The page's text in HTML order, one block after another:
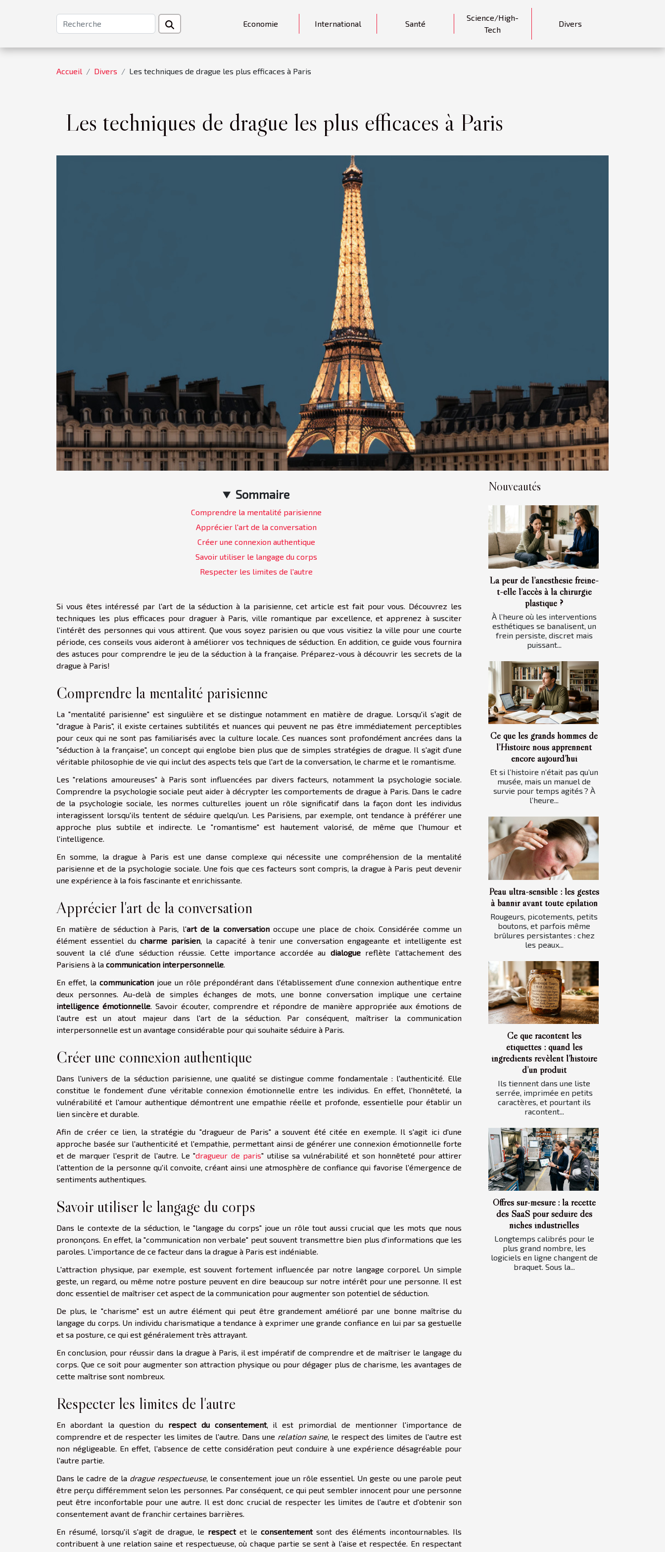
Economie International Santé
Science/High-
Tech
Divers
Accueil Divers Les techniques de drague les plus efficaces à Paris
Les techniques de drague les plus efficaces à Paris
Sommaire
Comprendre la mentalité parisienne
Apprécier l'art de la conversation
Créer une connexion authentique
Savoir utiliser le langage du corps
Respecter les limites de l'autre
Si vous êtes intéressé par l'art de la séduction à la parisienne, cet article est fait pour vous. Découvrez les
techniques les plus efficaces pour draguer à Paris, ville romantique par excellence, et apprenez à susciter
l'intérêt des personnes qui vous attirent. Que vous soyez parisien ou que vous visitiez la ville pour une courte
période, ces conseils vous aideront à améliorer vos techniques de séduction. En addition, ce guide vous fournira
des astuces pour comprendre le jeu de la séduction à la française. Préparez-vous à découvrir les secrets de la
drague à Paris!
Comprendre la mentalité parisienne
La "mentalité parisienne" est singulière et se distingue notamment en matière de drague. Lorsqu'il s'agit de
"drague à Paris", il existe certaines subtilités et nuances qui peuvent ne pas être immédiatement perceptibles
pour ceux qui ne sont pas familiarisés avec la culture locale. Ces nuances sont profondément ancrées dans la
"séduction à la française", un concept qui englobe bien plus que de simples stratégies de drague. Il s'agit d'une
véritable philosophie de vie qui inclut des aspects tels que l'art de la conversation, le charme et le romantisme.
Les "relations amoureuses" à Paris sont influencées par divers facteurs, notamment la psychologie sociale.
Comprendre la psychologie sociale peut aider à décrypter les comportements de drague à Paris. Dans le cadre
de la psychologie sociale, les normes culturelles jouent un rôle significatif dans la façon dont les individus
interagissent lorsqu'ils tentent de séduire quelqu'un. Les Parisiens, par exemple, ont tendance à préférer une
approche plus subtile et indirecte. Le "romantisme" est hautement valorisé, de même que l'humour et
l'intelligence.
En somme, la drague à Paris est une danse complexe qui nécessite une compréhension de la mentalité
parisienne et de la psychologie sociale. Une fois que ces facteurs sont compris, la drague à Paris peut devenir
une expérience à la fois fascinante et enrichissante.
Apprécier l'art de la conversation
En matière de séduction à Paris, l'art de la conversationoccupe une place de choix. Considérée comme un
élément essentiel ducharme parisien, la capacité à tenir une conversation engageante et intelligente est
souvent la clé d'une séduction réussie. Cette importance accordée au dialoguereflète l'attachement des
Parisiens à la communication interpersonnelle.
En effet, la communicationjoue un rôle prépondérant dans l'établissement d'une connexion authentique entre
deux personnes. Au-delà de simples échanges de mots, une bonne conversation implique une certaine
intelligence émotionnelle. Savoir écouter, comprendre et répondre de manière appropriée aux émotions de
l'autre est un atout majeur dans l'art de la séduction. Par conséquent, maîtriser la communication
interpersonnelle est un avantage considérable pour qui souhaite séduire à Paris.
Créer une connexion authentique
Dans l'univers de la séduction parisienne, une qualité se distingue comme fondamentale : l'authenticité. Elle
constitue le fondement d'une véritable connexion émotionnelle entre les individus. En effet, l'honnêteté, la
vulnérabilité et l'amour authentique démontrent une empathie réelle et profonde, essentielle pour établir un
lien sincère et durable.
Afin de créer ce lien, la stratégie du "dragueur de Paris" a souvent été citée en exemple. Il s'agit ici d'une
approche basée sur l'authenticité et l'empathie, permettant ainsi de générer une connexion émotionnelle forte
et de marquer l'esprit de l'autre. Le "dragueur de paris" utilise sa vulnérabilité et son honnêteté pour attirer
l'attention de la personne qu'il convoite, créant ainsi une atmosphère de confiance qui favorise l'émergence de
sentiments authentiques.
Savoir utiliser le langage du corps
Dans le contexte de la séduction, le "langage du corps" joue un rôle tout aussi crucial que les mots que nous
prononçons. En effet, la "communication non verbale" peut souvent transmettre bien plus d'informations que les
paroles. L'importance de ce facteur dans la drague à Paris est indéniable.
L'attraction physique, par exemple, est souvent fortement influencée par notre langage corporel. Un simple
geste, un regard, ou même notre posture peuvent en dire beaucoup sur notre intérêt pour une personne. Il est
donc essentiel de maîtriser cet aspect de la communication pour augmenter son potentiel de séduction.
De plus, le "charisme" est un autre élément qui peut être grandement amélioré par une bonne maîtrise du
langage du corps. Un individu charismatique a tendance à exprimer une grande confiance en lui par sa gestuelle
et sa posture, ce qui est généralement très attrayant.
En conclusion, pour réussir dans la drague à Paris, il est impératif de comprendre et de maîtriser le langage du
corps. Que ce soit pour augmenter son attraction physique ou pour dégager plus de charisme, les avantages de
cette maîtrise sont nombreux.
Respecter les limites de l'autre
En abordant la question du respect du consentement, il est primordial de mentionner l'importance de
comprendre et de respecter les limites de l'autre. Dans une relation saine, le respect des limites de l'autre est
non négligeable. En effet, l'absence de cette considération peut conduire à une expérience désagréable pour
l'autre partie.
Dans le cadre de la drague respectueuse, le consentement joue un rôle essentiel. Un geste ou une parole peut
être perçu différemment selon les personnes. Par conséquent, ce qui peut sembler innocent pour une personne
peut être inconfortable pour une autre. Il est donc crucial de respecter les limites de l'autre et d'obtenir son
consentement avant de franchir certaines barrières.
En résumé, lorsqu'il s'agit de drague, le respectet le consentementsont des éléments incontournables. Ils
contribuent à une relation saine et respectueuse, où chaque partie se sent à l'aise et respectée. En respectant
Nouveautés
La peur de l’anesthésie freine-
t-elle l’accès à la chirurgie
plastique ?
À l’heure où les interventions
esthétiques se banalisent, un
frein persiste, discret mais
puissant...
Ce que les grands hommes de
l’Histoire nous apprennent
encore aujourd’hui
Et si l’histoire n’était pas qu’un
musée, mais un manuel de
survie pour temps agités ? À
l’heure...
Peau ultra-sensible : les gestes
à bannir avant toute épilation
Rougeurs, picotements, petits
boutons, et parfois même
brûlures persistantes : chez
les peaux...
Ce que racontent les
étiquettes : quand les
ingrédients révèlent l’histoire
d’un produit
Ils tiennent dans une liste
serrée, imprimée en petits
caractères, et pourtant ils
racontent...
Offres sur-mesure : la recette
des SaaS pour séduire des
niches industrielles
Longtemps calibrés pour le
plus grand nombre, les
logiciels en ligne changent de
braquet. Sous la...